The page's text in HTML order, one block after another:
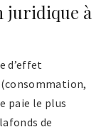
juridique à
d’effet
paie le plus
de